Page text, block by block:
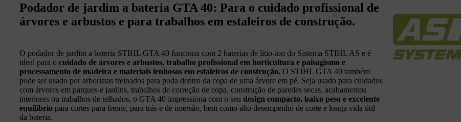
Podador de jardim a bateria GTA 40: Para o cuidado profissional de
árvores e arbustos e para trabalhos em estaleiros de construção.
O podador de jardim a bateria STIHL GTA 40 funciona com 2 baterias de lítio-íon do Sistema STIHL AS e é
ideal para o cuidado de árvores e arbustos, trabalho profissional em horticultura e paisagismo e
processamento de madeira e materiais lenhosos em estaleiros de construção. O STIHL GTA 40 também
pode ser usado por arboristas treinados para poda dentro da copa de uma árvore em pé. Seja usado para cuidados
com árvores em parques e jardins, trabalhos de correção de copa, construção de paredes secas, acabamentos
interiores ou trabalhos de telhados, o GTA 40 impressiona com o seu design compacto, baixo peso e excelente
equilíbrio para cortes para frente, para trás e de imersão, bem como alto desempenho de corte e longa vida útil
da bateria.